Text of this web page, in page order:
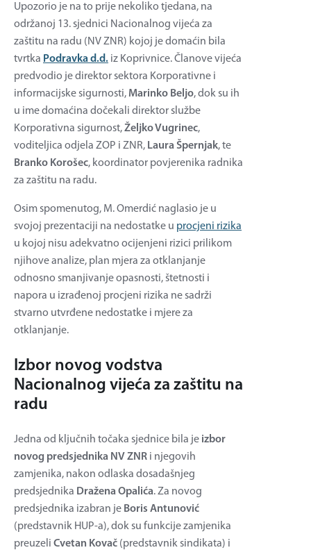
Upozorio je na to prije nekoliko tjedana, na
održanoj 13. sjednici Nacionalnog vijeća za
zaštitu na radu (NV ZNR) kojoj je domaćin bila
tvrtka Podravka d.d. iz Koprivnice. Članove vijeća
predvodio je direktor sektora Korporativne i
informacijske sigurnosti, Marinko Beljo, dok su ih
u ime domaćina dočekali direktor službe
Korporativna sigurnost,Željko Vugrinec,
voditeljica odjela ZOP i ZNR, Laura Špernjak, te
Branko Korošec, koordinator povjerenika radnika
za zaštitu na radu.
Osim spomenutog, M. Omerdić naglasio je u
svojoj prezentaciji na nedostatke u procjeni rizika
u kojoj nisu adekvatno ocijenjeni rizici prilikom
njihove analize, plan mjera za otklanjanje
odnosno smanjivanje opasnosti, štetnosti i
napora u izrađenoj procjeni rizika ne sadrži
stvarno utvrđene nedostatke i mjere za
otklanjanje.
Izbor novog vodstva
Nacionalnog vijeća za zaštitu na
radu
Jedna od ključnih točaka sjednice bila je izbor
novog predsjednika NV ZNR i njegovih
zamjenika, nakon odlaska dosadašnjeg
predsjednika Dražena Opalića. Za novog
predsjednika izabran je Boris Antunović
(predstavnik HUP-a), dok su funkcije zamjenika
preuzeli Cvetan Kovač (predstavnik sindikata) i